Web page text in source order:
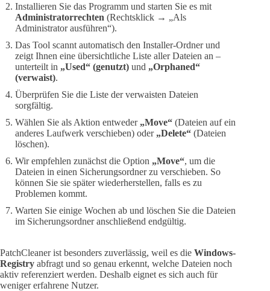
Installieren Sie das Programm und starten Sie es mit
Administratorrechten (Rechtsklick → „Als
Administrator ausführen“).
Das Tool scannt automatisch den Installer-Ordner und
zeigt Ihnen eine übersichtliche Liste aller Dateien an –
unterteilt in „Used“ (genutzt) und „Orphaned“
(verwaist).
Überprüfen Sie die Liste der verwaisten Dateien
sorgfältig.
Wählen Sie als Aktion entweder „Move“ (Dateien auf ein
anderes Laufwerk verschieben) oder „Delete“ (Dateien
löschen).
Wir empfehlen zunächst die Option „Move“, um die
Dateien in einen Sicherungsordner zu verschieben. So
können Sie sie später wiederherstellen, falls es zu
Problemen kommt.
Warten Sie einige Wochen ab und löschen Sie die Dateien
im Sicherungsordner anschließend endgültig.
PatchCleaner ist besonders zuverlässig, weil es die Windows-
Registry abfragt und so genau erkennt, welche Dateien noch
aktiv referenziert werden. Deshalb eignet es sich auch für
weniger erfahrene Nutzer.